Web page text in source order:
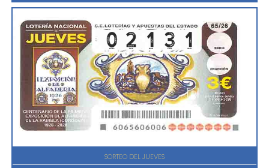
SORTEO DEL JUEVES